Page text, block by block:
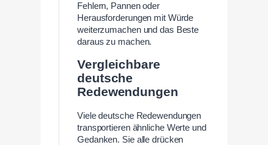
Fehlern, Pannen oder
Herausforderungen mit Würde
weiterzumachen und das Beste
daraus zu machen.
Vergleichbare
deutsche
Redewendungen
Viele deutsche Redewendungen
transportieren ähnliche Werte und
Gedanken. Sie alle drücken